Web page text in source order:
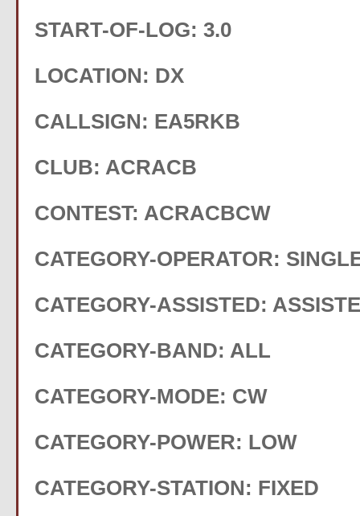
START-OF-LOG: 3.0
LOCATION: DX
CALLSIGN: EA5RKB
CLUB: ACRACB
CONTEST: ACRACBCW
CATEGORY-OPERATOR:
CATEGORY-ASSISTED:
CATEGORY-BAND: ALL
CATEGORY-MODE: CW
CATEGORY-POWER: LOW
CATEGORY-STATION: FIXED